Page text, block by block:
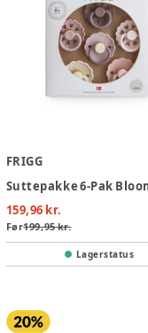
FRIGG
159,96 kr.
Før199,95 kr.
Lagerstatus